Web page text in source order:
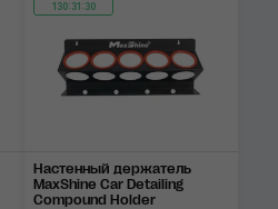
130:31:30
Настенный держатель
MaxShine Car Detailing
Compound Holder